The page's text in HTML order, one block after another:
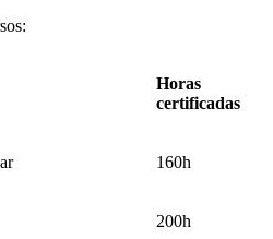
Horas
certificadas
160h
200h